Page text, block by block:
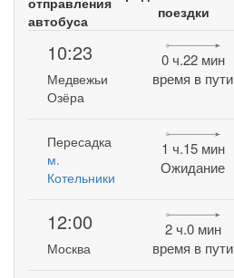
автобуса
поездки
10:23
Медвежьи
Озёра
0 ч.22 мин
время в пути
Пересадка
м.
Котельники
1 ч.15 мин
Ожидание
12:00
Москва
2 ч.0 мин
время в пути